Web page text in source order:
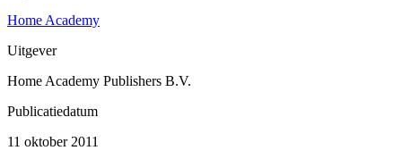
Home Academy
Uitgever
Home Academy Publishers B.V.
Publicatiedatum
11 oktober 2011